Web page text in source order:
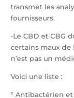
transmet les
fournisseurs.
-Le CBD et CBG
certains maux de
n’est pas un
Voici une liste :
° Antibactérien